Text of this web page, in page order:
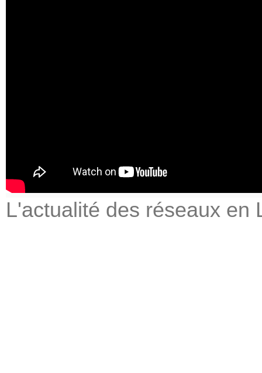
L'actualité des réseaux en